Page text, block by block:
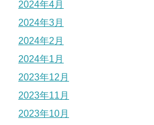
2024年4月
2024年3月
2024年2月
2024年1月
2023年12月
2023年11月
2023年10月